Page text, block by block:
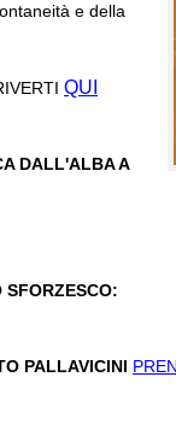
e della
QUI
DALL'ALBA A
PALLAVICINI